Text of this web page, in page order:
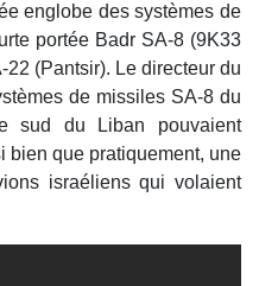
englobe des systèmes de
portée Badr SA-8 (9K33
(Pantsir). Le directeur du
de missiles SA-8 du
sud du Liban pouvaient
bien que pratiquement, une
israéliens qui volaient